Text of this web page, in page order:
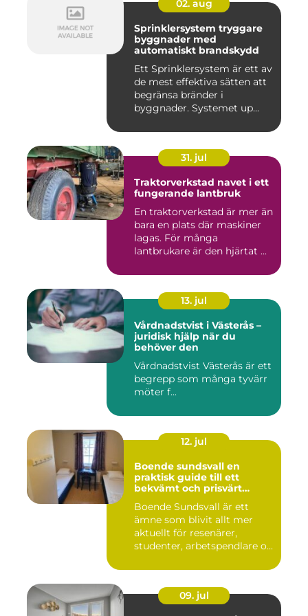
02. aug
Sprinklersystem tryggare
byggnader med
automatiskt brandskydd
Ett Sprinklersystem är ett av
de mest effektiva sätten att
begränsa bränder i
byggnader. Systemet up...
31. jul
Traktorverkstad navet i ett
fungerande lantbruk
En traktorverkstad är mer än
bara en plats där maskiner
lagas. För många
lantbrukare är den hjärtat ...
13. jul
Vårdnadstvist i Västerås –
juridisk hjälp när du
behöver den
Vårdnadstvist Västerås är ett
begrepp som många tyvärr
möter f...
12. jul
Boende sundsvall en
praktisk guide till ett
bekvämt och prisvärt
Boende Sundsvall är ett
ämne som blivit allt mer
aktuellt för resenärer,
studenter, arbetspendlare o...
09. jul